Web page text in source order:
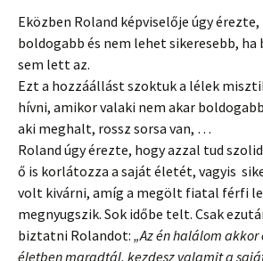
Eközben Roland képviselője úgy
boldogabb és nem lehet sikeresebb,
sem lett az.
Ezt a hozzáállást szoktuk a lélek
hívni, amikor valaki nem akar
aki meghalt, rossz sorsa van, …
Roland úgy érezte, hogy azzal tud
ő is korlátozza a saját életét, vagyis
volt kivárni, amíg a megölt fiatal férfi
megnyugszik. Sok időbe telt. Csak
biztatni Rolandot: „Az én halálom
életben maradtál, kezdesz valamit a